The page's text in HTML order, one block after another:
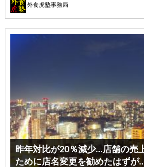
外食虎塾事務局
昨年対比が20％減少…店舗の売
ために店名変更を勧めたはずが